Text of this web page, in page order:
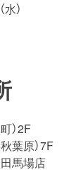
）
）2F
葉原）7F
馬場店